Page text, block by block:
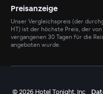
Preisanzeige
Unser Vergleichspreis (der
HT) ist der höchste Preis, der
vergangenen 30 Tagen für die
angeboten wurde.
©2026 Hotel Tonight, Inc